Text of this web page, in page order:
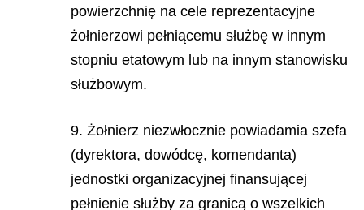
powierzchnię na cele reprezentacyjne
żołnierzowi pełniącemu służbę w innym
stopniu etatowym lub na innym stanowisku
służbowym.
9. Żołnierz niezwłocznie powiadamia szefa
(dyrektora, dowódcę, komendanta)
jednostki organizacyjnej finansującej
pełnienie służby za granicą o wszelkich